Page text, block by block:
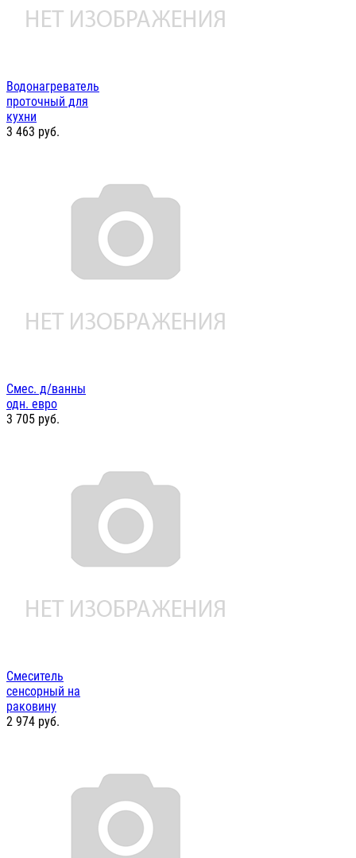
Водонагреватель
проточный для
кухни
3 463 руб.
Смес. д/ванны
одн. евро
3 705 руб.
Смеситель
сенсорный на
раковину
2 974 руб.